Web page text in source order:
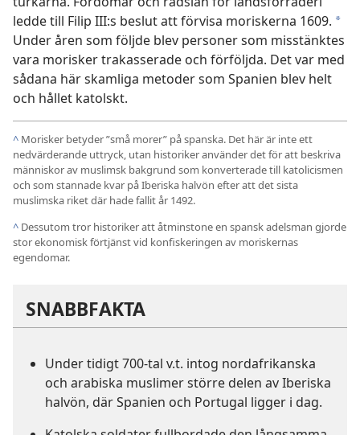
ledde till Filip III:s beslut att förvisa moriskerna 1609. *
Under åren som följde blev personer som misstänktes
vara morisker trakasserade och förföljda. Det var med
sådana här skamliga metoder som Spanien blev helt
och hållet katolskt.
^ Morisker betyder ”små morer” på spanska. Det här är inte ett
nedvärderande uttryck, utan historiker använder det för att beskriva
människor av muslimsk bakgrund som konverterade till katolicismen
och som stannade kvar på Iberiska halvön efter att det sista
muslimska riket där hade fallit år 1492.
^ Dessutom tror historiker att åtminstone en spansk adelsman gjorde
stor ekonomisk förtjänst vid konfiskeringen av moriskernas
egendomar.
SNABBFAKTA
Under tidigt 700-tal v.t. intog nordafrikanska
och arabiska muslimer större delen av Iberiska
halvön, där Spanien och Portugal ligger i dag.